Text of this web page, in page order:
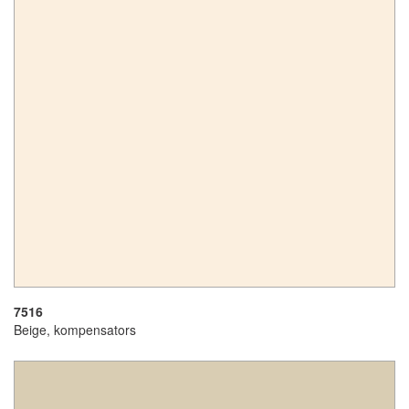
7516
Beige, kompensators